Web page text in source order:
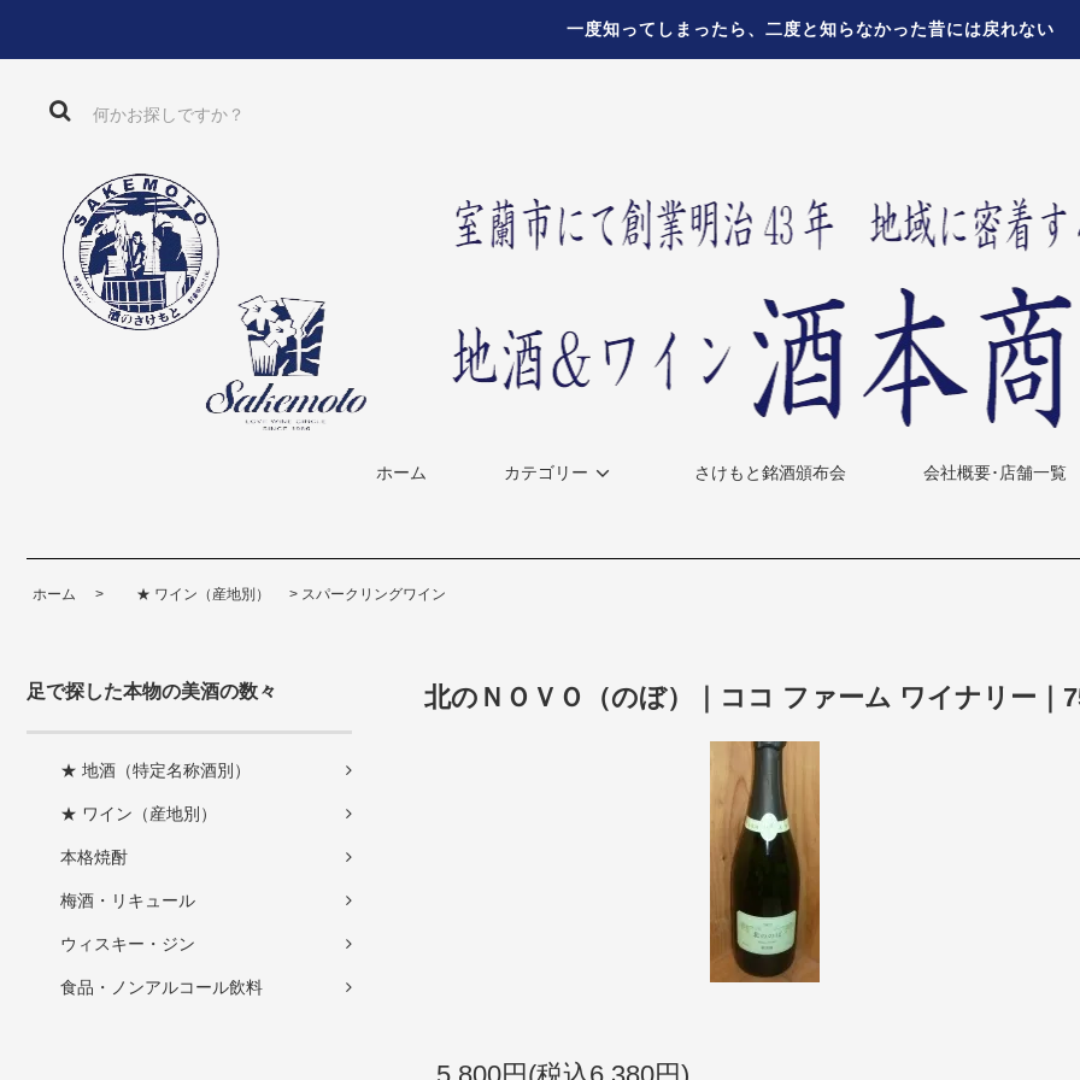
一度知ってしまったら、二度と知らなかった昔には戻れない
ホーム カテゴリー さけもと銘酒頒布会 会社概要･店舗一覧
ホーム > ★ ワイン（産地別） > スパークリングワイン
足で探した本物の美酒の数々
★ 地酒（特定名称酒別）
★ ワイン（産地別）
本格焼酎
梅酒・リキュール
ウィスキー・ジン
食品・ノンアルコール飲料
北のＮＯＶＯ（のぼ）｜ココ ファーム ワイナリー｜